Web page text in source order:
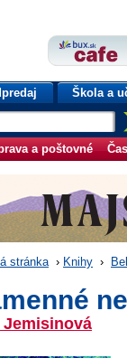
Škola a
a poštovné
stránka › Knihy ›
Jemisinová